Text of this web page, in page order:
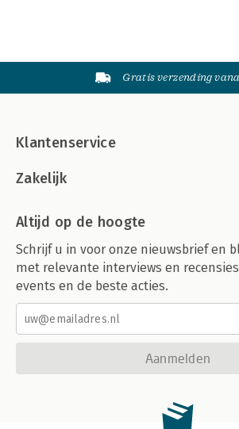
Gratis verzending
Klantenservice
Zakelijk
Altijd op de hoogte
Schrijf u in voor onze nieuwsbrief en
met relevante interviews en
events en de beste acties.
Aanmelden